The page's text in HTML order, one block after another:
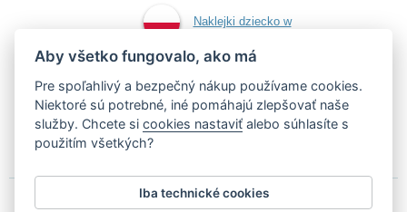
Naklejki dziecko w
aucie
Podľa zákona o evidencii tržieb je predávajúci povinný vystaviť
Aby všetko fungovalo, ako má
Pre spoľahlivý a bezpečný nákup používame cookies.
Niektoré sú potrebné, iné pomáhajú zlepšovať naše
služby. Chcete sicookies nastaviť alebo súhlasíte s
použitím všetkých?
Iba technické cookies